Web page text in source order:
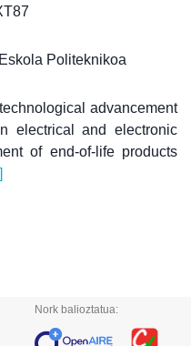
Politeknikoa
advancement
electrical and electronic
of end-of-life products
Nork balioztatua: